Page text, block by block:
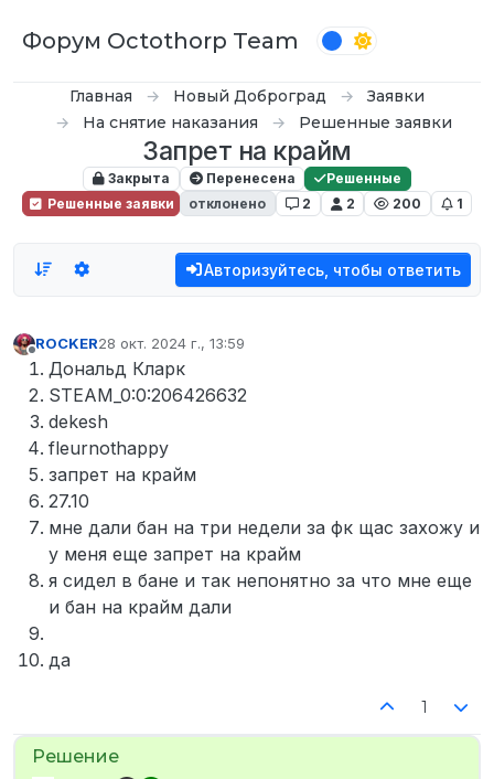
Форум Octothorp Team
Главная Новый Доброград
Заявки
На снятие наказания
Решенные заявки
Запрет на крайм
Закрыта Перенесена
Решенные
Решенные заявки
отклонено 2 2 200 1
Авторизуйтесь, чтобы ответить
Не в сети
ROCKER28 окт. 2024 г., 13:59
отредактировано
Дональд Кларк
STEAM_0:0:206426632
dekesh
fleurnothappy
запрет на крайм
27.10
мне дали бан на три недели за фк щас захожу и
у меня еще запрет на крайм
я сидел в бане и так непонятно за что мне еще
и бан на крайм дали
да
1